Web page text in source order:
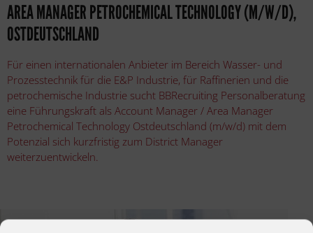
AREA MANAGER PETROCHEMICAL TECHNOLOGY (M/W/D),
OSTDEUTSCHLAND
Für einen internationalen Anbieter im Bereich Wasser- und
Prozesstechnik für die E&P Industrie, für Raffinerien und die
petrochemische Industrie sucht BBRecruiting Personalberatung
eine Führungskraft als Account Manager / Area Manager
Petrochemical Technology Ostdeutschland (m/w/d) mit dem
Potenzial sich kurzfristig zum District Manager
weiterzuentwickeln.